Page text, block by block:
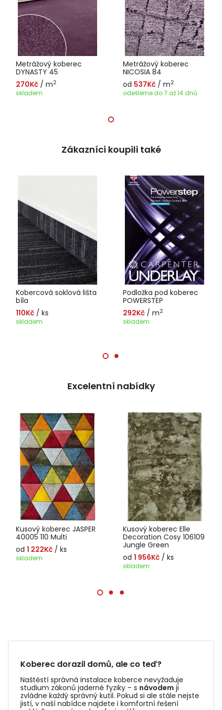
Metrážový koberec
DYNASTY 45
270Kč / m2
skladem
Metrážový koberec
NICOSIA 84
od 537Kč / m2
odešleme do 7 až 14 dnů
Zákazníci koupili také
Kobercová soklová lišta
bíla
110Kč / ks
skladem
Podložka pod koberec
POWERSTEP
292Kč / m2
skladem
Excelentní nabídky
Kusový koberec JASPER
40005 110 Multi
od 1 222Kč / ks
skladem
Kusový koberec Elle
Decoration Cosy 106109
Jungle Green
od 1 956Kč / ks
skladem
Koberec dorazil domů, ale co teď?
Naštěstí správná instalace koberce nevyžaduje
studium zákonů jaderné fyziky – s návodem ji
zvládne každý správný kutil. Pokud si ale stále nejste
jistí, v naší nabídce najdete i komfortní řešení